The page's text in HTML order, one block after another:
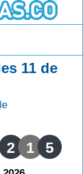
11 de
2 1 5